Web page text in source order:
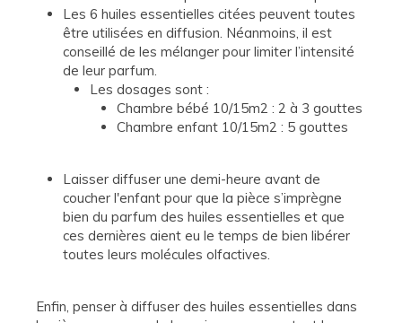
Les 6 huiles essentielles citées peuvent toutes
être utilisées en diffusion. Néanmoins, il est
conseillé de les mélanger pour limiter l’intensité
de leur parfum.
Les dosages sont :
Chambre bébé 10/15m2 : 2 à 3 gouttes
Chambre enfant 10/15m2 : 5 gouttes
Laisser diffuser une demi-heure avant de
coucher l'enfant pour que la pièce s’imprègne
bien du parfum des huiles essentielles et que
ces dernières aient eu le temps de bien libérer
toutes leurs molécules olfactives.
Enfin, penser à diffuser des huiles essentielles dans